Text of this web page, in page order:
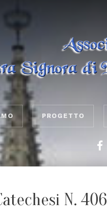
PROGETTO
N. 406